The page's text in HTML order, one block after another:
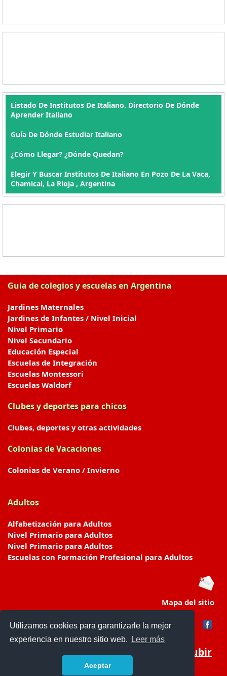
Utilizamos cookies para garantizarle la mejor
experiencia en nuestro sitio web.
Leer más
Aceptar
Listado De Institutos De Italiano. Directorio De Dónde
Aprender Italiano
Guía De Dónde Estudiar Italiano
¿Cómo Llegar? ¿Dónde Quedan?
Elegir Y Buscar Institutos De Italiano En Pozo De La Vaca,
Chamical, La Rioja , Argentina
Guia de colegios y escuelas en Argentina
Jardines Maternales
Jardines de Infantes / Nivel Inicial
Nivel Primario
Nivel Secundario
Educación Especial
Escuelas de Integración
Escuelas Montessori
Escuelas Waldorf
Clubes y deportes para chicos
Clubes, deportes y otras actividades
Colonias de Vacaciones
Colonias de Verano / Invierno
Adultos
Alfabetización para Adultos
Nivel Primario para Adultos
Nivel Primario para Adultos
Escuelas con Formación Profesional para Adultos
Mapa del sitio
Subir